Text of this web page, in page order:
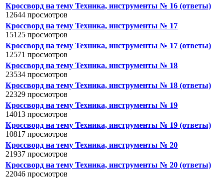
Кроссворд на тему Техника, инструменты № 16 (ответы)
12644 просмотров
Кроссворд на тему Техника, инструменты № 17
15125 просмотров
Кроссворд на тему Техника, инструменты № 17 (ответы)
12571 просмотров
Кроссворд на тему Техника, инструменты № 18
23534 просмотров
Кроссворд на тему Техника, инструменты № 18 (ответы)
22329 просмотров
Кроссворд на тему Техника, инструменты № 19
14013 просмотров
Кроссворд на тему Техника, инструменты № 19 (ответы)
10817 просмотров
Кроссворд на тему Техника, инструменты № 20
21937 просмотров
Кроссворд на тему Техника, инструменты № 20 (ответы)
22046 просмотров